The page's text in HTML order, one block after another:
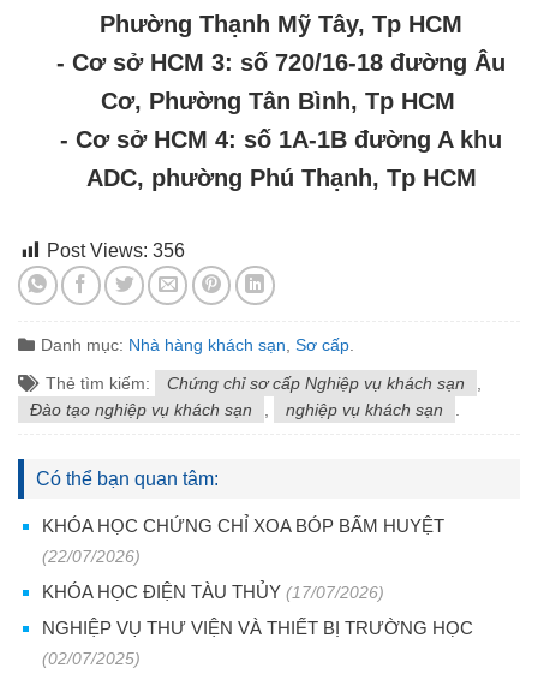
Phường Thạnh Mỹ Tây, Tp HCM
- Cơ sở HCM 3: số 720/16-18 đường Âu
Cơ, Phường Tân Bình, Tp HCM
- Cơ sở HCM 4: số 1A-1B đường A khu
ADC, phường Phú Thạnh, Tp HCM
Post Views: 356
Danh mục: Nhà hàng khách sạn Sơ cấp
Thẻ tìm kiếm:
Chứng chỉ sơ cấp Nghiệp vụ khách sạn
Đào tạo nghiệp vụ khách sạn
nghiệp vụ khách sạn
Có thể bạn quan tâm:
KHÓA HỌC CHỨNG CHỈ XOA BÓP BẤM HUYỆT
(22/07/2026)
KHÓA HỌC ĐIỆN TÀU THỦY (17/07/2026)
NGHIỆP VỤ THƯ VIỆN VÀ THIẾT BỊ TRƯỜNG HỌC
(02/07/2025)